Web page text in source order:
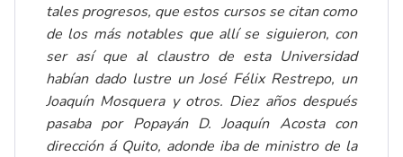
tales progresos, que estos cursos se citan como
de los más notables que allí se siguieron, con
ser así que al claustro de esta Universidad
habían dado lustre un José Félix Restrepo, un
Joaquín Mosquera y otros. Diez años después
pasaba por Popayán D. Joaquín Acosta con
dirección á Quito, adonde iba de ministro de la